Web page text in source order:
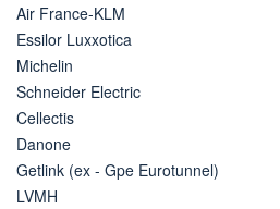
Air France-KLM
Essilor Luxxotica
Michelin
Schneider Electric
Cellectis
Danone
Getlink (ex - Gpe Eurotunnel)
LVMH